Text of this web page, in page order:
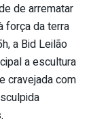
de arrematar
força da terra
a Bid Leilão
a escultura
cravejada com